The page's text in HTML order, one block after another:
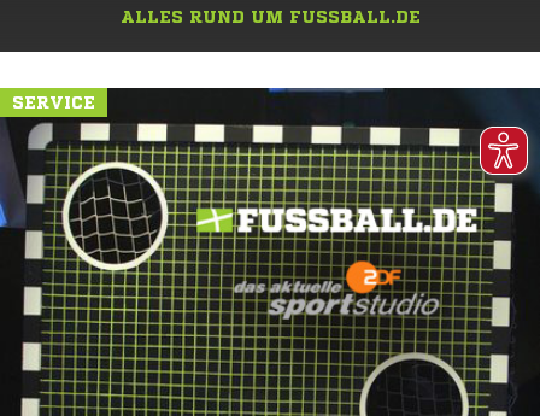
ALLES RUND UM FUSSBALL.DE
SERVICE